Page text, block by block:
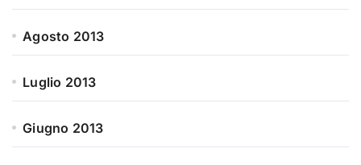
Agosto 2013
Luglio 2013
Giugno 2013